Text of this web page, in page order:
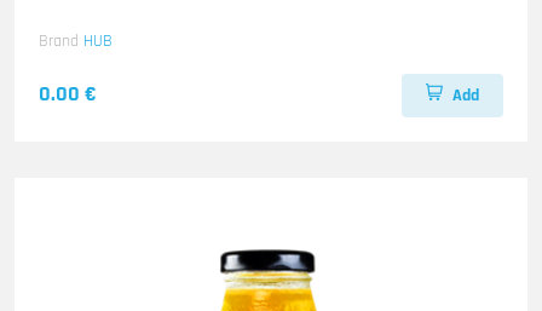
Brand HUB
0.00 € Add